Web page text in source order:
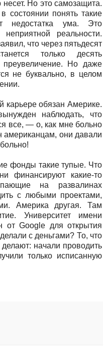
несет. Но это самозащита.
понять такие
ума. Это
реальности.
что через пятьдесят
только десять
преувеличение. Но даже
не буквально, в целом
карьере обязан Америке.
наблюдать, что
все, — о, как мне больно
американцам, они давали
фонды такие тупые. Что
финансируют какие-то
на развалинах
с любыми проектами,
Америка другая. Там
Университет имени
от Google для открытия
с деньгами? То, что
начали проводить
только исписанную